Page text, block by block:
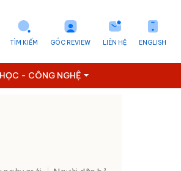
ENGLISH
LIÊN HỆ
GÓC REVIEW
TÌM KIẾM
- CÔNG NGHỆ